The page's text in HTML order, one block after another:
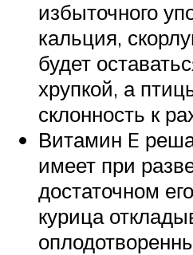
избыточного
кальция,
будет
хрупкой, а
склонность к
Витамин E
имеет при
достаточном
курица